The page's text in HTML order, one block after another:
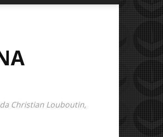
Christian Louboutin,